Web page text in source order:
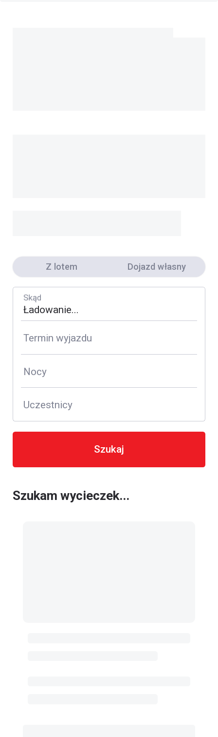
Z lotem Dojazd własny
Skąd
Termin wyjazdu
Nocy
Uczestnicy
Szukaj
Szukam wycieczek...